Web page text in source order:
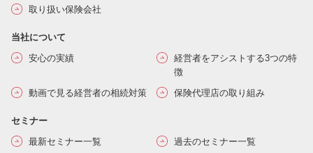
取り扱い保険会社
当社について
安心の実績
経営者をアシストする3つの特
徴
動画で見る経営者の相続対策
保険代理店の取り組み
セミナー
最新セミナー一覧
過去のセミナー一覧